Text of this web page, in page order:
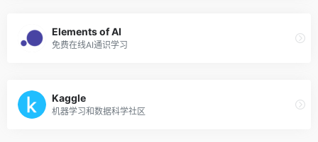
Elements of AI
免费在线AI通识学习
Kaggle
机器学习和数据科学社区